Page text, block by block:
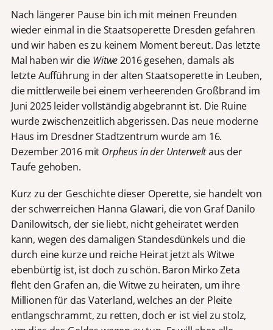
Nach längerer Pause bin ich mit meinen Freunden
wieder einmal in die Staatsoperette Dresden gefahren
und wir haben es zu keinem Moment bereut. Das letzte
Mal haben wir die Witwe2016 gesehen, damals als
letzte Aufführung in der alten Staatsoperette in Leuben,
die mittlerweile bei einem verheerenden Großbrand im
Juni 2025 leider vollständig abgebrannt ist. Die Ruine
wurde zwischenzeitlich abgerissen. Das neue moderne
Haus im Dresdner Stadtzentrum wurde am 16.
Dezember 2016 mit Orpheus in der Unterweltaus der
Taufe gehoben.
Kurz zu der Geschichte dieser Operette, sie handelt von
der schwerreichen Hanna Glawari, die von Graf Danilo
Danilowitsch, der sie liebt, nicht geheiratet werden
kann, wegen des damaligen Standesdünkels und die
durch eine kurze und reiche Heirat jetzt als Witwe
ebenbürtig ist, ist doch zu schön. Baron Mirko Zeta
fleht den Grafen an, die Witwe zu heiraten, um ihre
Millionen für das Vaterland, welches an der Pleite
entlangschrammt, zu retten, doch er ist viel zu stolz,